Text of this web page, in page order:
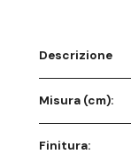
Descrizione
Misura (cm):
Finitura: